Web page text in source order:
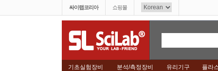
싸이랩코리아 쇼핑몰
기초실험장비 분석/측정장비 유리기구 플라